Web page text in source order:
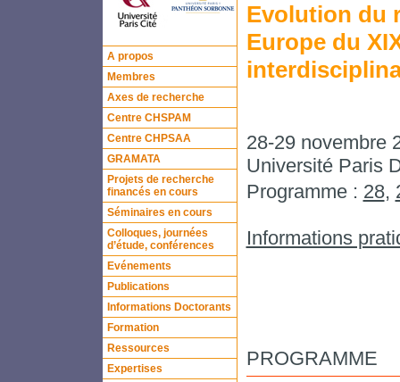
A propos
Membres
Axes de recherche
Centre CHSPAM
Centre CHPSAA
GRAMATA
Projets de recherche
financés en cours
Séminaires en cours
Colloques, journées
d’étude, conférences
Evénements
Publications
Informations Doctorants
Formation
Ressources
Expertises
Evolution du
Europe du
28-29 novembre
Université Paris
Programme : 28,
Informations
PROGRAMME